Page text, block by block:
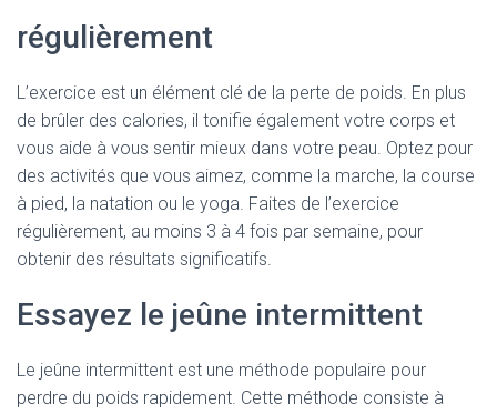
régulièrement
L’exercice est un élément clé de la perte de poids. En plus
de brûler des calories, il tonifie également votre corps et
vous aide à vous sentir mieux dans votre peau. Optez pour
des activités que vous aimez, comme la marche, la course
à pied, la natation ou le yoga. Faites de l’exercice
régulièrement, au moins 3 à 4 fois par semaine, pour
obtenir des résultats significatifs.
Essayez le jeûne intermittent
Le jeûne intermittent est une méthode populaire pour
perdre du poids rapidement. Cette méthode consiste à